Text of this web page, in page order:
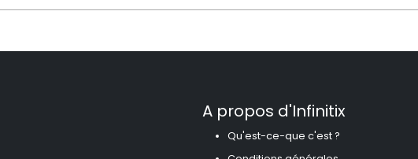
A propos d'Infinitix
Qu'est-ce-que c'est ?